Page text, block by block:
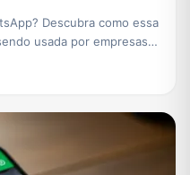
Descubra como essa
usada por empresas
online.